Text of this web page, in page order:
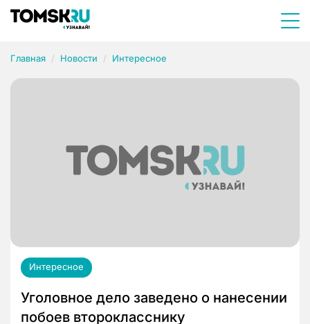
Главная Новости Интересное
Интересное
Уголовное дело заведено о нанесении
побоев второкласснику